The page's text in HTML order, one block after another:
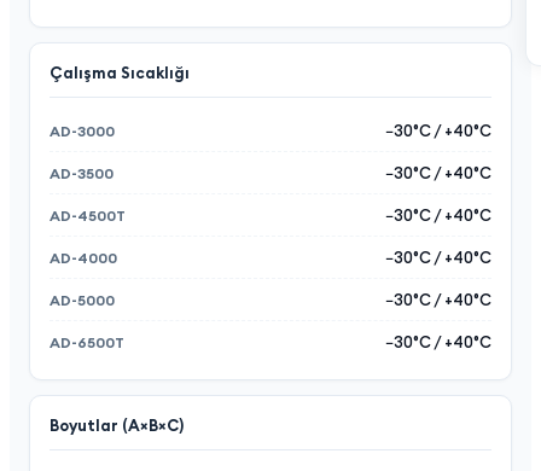
Çalışma Sıcaklığı
−30°C / +40°C
−30°C / +40°C
−30°C / +40°C
−30°C / +40°C
−30°C / +40°C
−30°C / +40°C
Boyutlar (A×B×C)